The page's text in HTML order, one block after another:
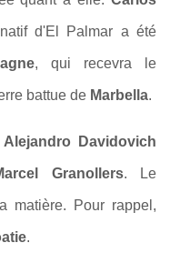
d'El Palmar a été
, qui recevra le
battue de Marbella.
Alejandro Davidovich
Granollers. Le
matière. Pour rappel,
.